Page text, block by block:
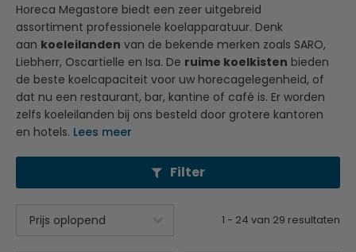
Horeca Megastore biedt een zeer uitgebreid
assortiment professionele koelapparatuur. Denk
aan koeleilanden van de bekende merken zoals SARO,
Liebherr, Oscartielle en Isa. De ruime koelkisten bieden
de beste koelcapaciteit voor uw horecagelegenheid, of
dat nu een restaurant, bar, kantine of café is. Er worden
zelfs koeleilanden bij ons besteld door grotere kantoren
en hotels. Lees meer
Filter
1 - 24 van 29 resultaten